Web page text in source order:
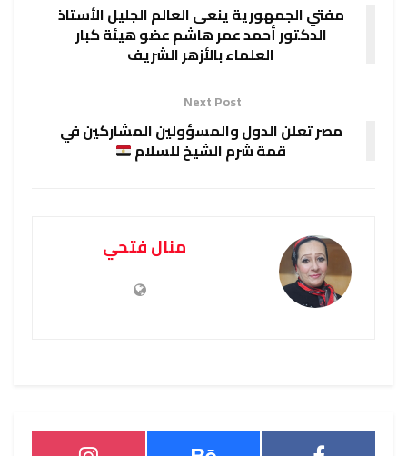
مفتي الجمهورية ينعى العالم الجليل الأستاذ
الدكتور أحمد عمر هاشم عضو هيئة كبار
العلماء بالأزهر الشريف
Next Post
مصر تعلن الدول والمسؤولين المشاركين في
قمة شرم الشيخ للسلام
منال فتحي